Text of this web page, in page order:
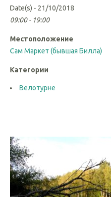
Date(s) - 21/10/2018
09:00 - 19:00
Местоположение
Сам Маркет (бывшая Билла)
Категории
Велотурне